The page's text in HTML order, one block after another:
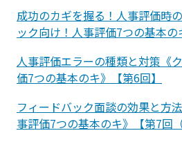
成功のカギを握る！人事評価時
ック向け！人事評価7つの基本の
人事評価エラーの種類と対策《
価7つの基本のキ》【第6回】
フィードバック面談の効果と方
事評価7つの基本のキ》【第7回